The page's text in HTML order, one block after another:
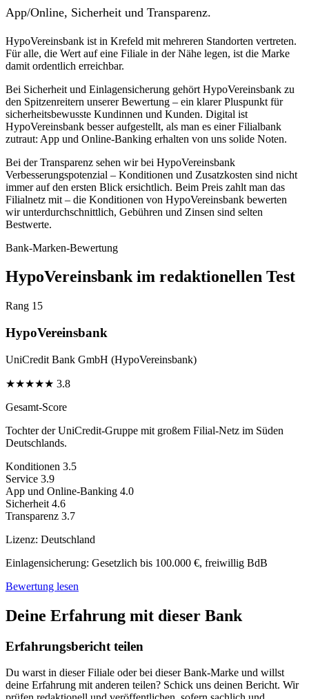
App/Online, Sicherheit und Transparenz.
HypoVereinsbank ist in Krefeld mit mehreren Standorten vertreten.
Für alle, die Wert auf eine Filiale in der Nähe legen, ist die Marke
damit ordentlich erreichbar.
Bei Sicherheit und Einlagensicherung gehört HypoVereinsbank zu
den Spitzenreitern unserer Bewertung – ein klarer Pluspunkt für
sicherheitsbewusste Kundinnen und Kunden. Digital ist
HypoVereinsbank besser aufgestellt, als man es einer Filialbank
zutraut: App und Online-Banking erhalten von uns solide Noten.
Bei der Transparenz sehen wir bei HypoVereinsbank
Verbesserungspotenzial – Konditionen und Zusatzkosten sind nicht
immer auf den ersten Blick ersichtlich. Beim Preis zahlt man das
Filialnetz mit – die Konditionen von HypoVereinsbank bewerten
wir unterdurchschnittlich, Gebühren und Zinsen sind selten
Bestwerte.
Bank-Marken-Bewertung
HypoVereinsbank im redaktionellen Test
Rang 15
HypoVereinsbank
UniCredit Bank GmbH (HypoVereinsbank)
★★★★★ 3.8
Gesamt-Score
Tochter der UniCredit-Gruppe mit großem Filial-Netz im Süden
Deutschlands.
Konditionen 3.5
Service 3.9
App und Online-Banking 4.0
Sicherheit 4.6
Transparenz 3.7
Lizenz: Deutschland
Einlagensicherung: Gesetzlich bis 100.000 €, freiwillig BdB
Bewertung lesen
Deine Erfahrung mit dieser Bank
Erfahrungsbericht teilen
Du warst in dieser Filiale oder bei dieser Bank-Marke und willst
deine Erfahrung mit anderen teilen? Schick uns deinen Bericht. Wir